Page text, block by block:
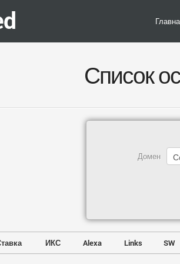
Список
Домен
ИКС Alexa Links SW